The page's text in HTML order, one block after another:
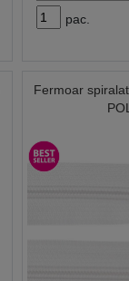
pac.
Fermoar